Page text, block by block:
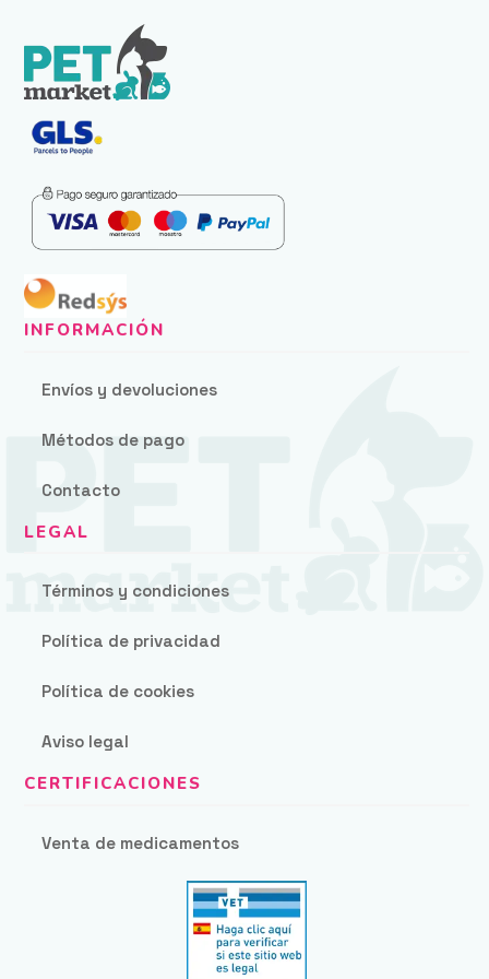
Envíos y devoluciones
Métodos de pago
Contacto
Términos y condiciones
Política de privacidad
Política de cookies
Aviso legal
Venta de medicamentos